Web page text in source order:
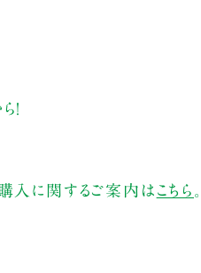
！
購入に関するご案内は こちら 。